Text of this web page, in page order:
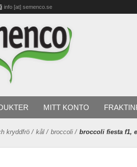
info [at] semenco.se
MITT KONTO
kryddfrö / kål / broccoli / broccoli fiesta f1,